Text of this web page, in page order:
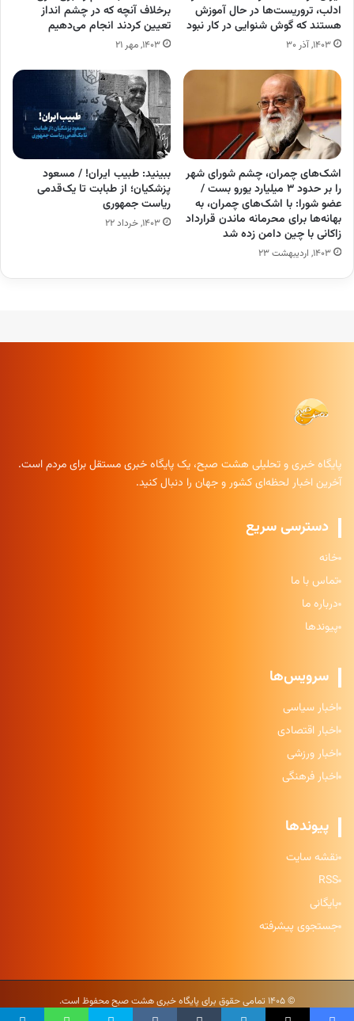
ادلب، تروریست‌ها در حال آموزش
هستند که گوش شنوایی در کار نبود
۱۴۰۳, آذر ۳۰
برخلاف آنچه که در چشم انداز
تعیین کردند انجام می‌دهیم
۱۴۰۳, مهر ۲۱
اشک‌های چمران، چشم شورای شهر
را بر حدود ۳ میلیارد یورو بست /
عضو شورا: با اشک‌های چمران، به
بهانه‌ها برای محرمانه ماندن قرارداد
زاکانی با چین دامن زده شد
۱۴۰۳, اردیبهشت ۲۳
ببینید: طبیب ایران! / مسعود
پزشکیان؛ از طبابت تا یک‌قدمی
ریاست جمهوری
۱۴۰۳, خرداد ۲۲
پایگاه خبری و تحلیلی هشت صبح، یک پایگاه خبری مستقل برای مردم است.
آخرین اخبار لحظه‌ای کشور و جهان را دنبال کنید.
دسترسی سریع
خانه
تماس با ما
درباره ما
پیوندها
سرویس‌ها
اخبار سیاسی
اخبار اقتصادی
اخبار ورزشی
اخبار فرهنگی
پیوندها
نقشه سایت
RSS
بایگانی
جستجوی پیشرفته
© ۱۴۰۵ تمامی حقوق برای پایگاه خبری هشت صبح محفوظ است.
حریم خصوصی|شرایط استفاده نقشه سایت